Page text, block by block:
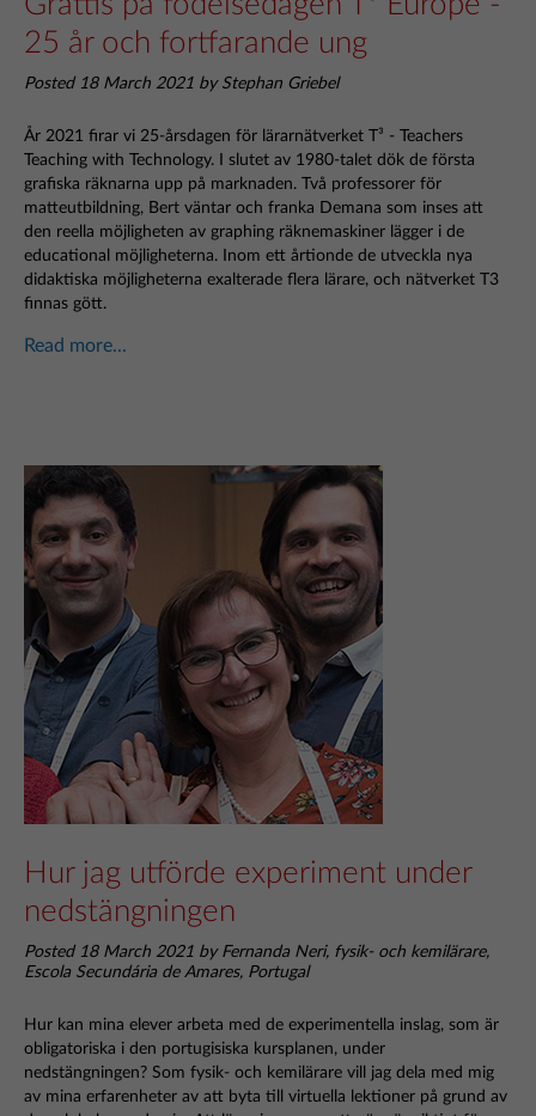
25 år och fortfarande ung
Posted 18 March 2021 by Stephan Griebel
År 2021 firar vi 25-årsdagen för lärarnätverket T³ - Teachers
Teaching with Technology. I slutet av 1980-talet dök de första
grafiska räknarna upp på marknaden. Två professorer för
matteutbildning, Bert väntar och franka Demana som inses att
den reella möjligheten av graphing räknemaskiner lägger i de
educational möjligheterna. Inom ett årtionde de utveckla nya
didaktiska möjligheterna exalterade flera lärare, och nätverket T3
finnas gött.
Read more...
Hur jag utförde experiment under
nedstängningen
Posted 18 March 2021 by Fernanda Neri, fysik- och kemilärare,
Escola Secundária de Amares, Portugal
Hur kan mina elever arbeta med de experimentella inslag, som är
obligatoriska i den portugisiska kursplanen, under
nedstängningen? Som fysik- och kemilärare vill jag dela med mig
av mina erfarenheter av att byta till virtuella lektioner på grund av